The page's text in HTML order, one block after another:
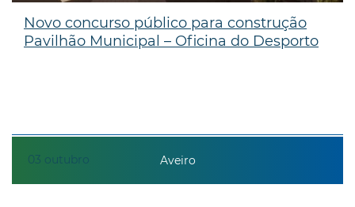
03 outubro
Novo concurso público para construção
Pavilhão Municipal – Oficina do Desporto
Aveiro